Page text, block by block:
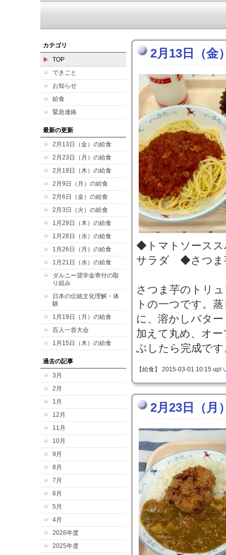
カテゴリ
TOP
できごと
お知らせ
給食
緊急連絡
最新の更新
2月13日（金）の給食
2月23日（月）の給食
2月19日（木）の給食
2月9日（月）の給食
2月6日（金）の給食
2月3日（火）の給食
1月29日（木）の給食
1月28日（水）の給食
1月26日（月）の給食
1月21日（水）の給食
ダルニー奨学金寄付の取
り組み
日本の伝統文化理解・体
験
1月19日（月）の給食
百人一首大会
1月15日（木）の給食
過去の記事
3月
2月
1月
12月
11月
10月
9月
8月
7月
6月
5月
4月
2026年度
2025年度
2月13日（金
◆トマトソース
サラダ ◆さつ
さつま芋のトリ
トの一つです。
に、溶かしバタ
加えて丸め、オ
ぶしたら完成です
【給食】 2015-03-01 10:15 up!
2月23日（月